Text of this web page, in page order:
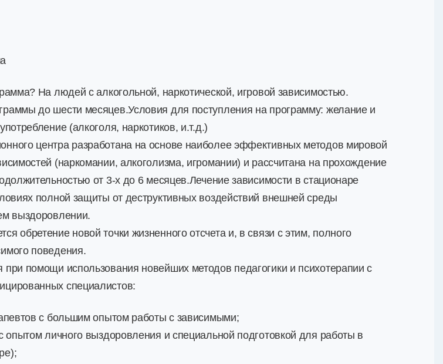
На людей с алкогольной, наркотической, игровой зависимостью.
до шести месяцев.Условия для поступления на программу: желание и
(алкоголя, наркотиков, и.т.д.)
центра разработана на основе наиболее эффективных методов мировой
(наркомании, алкоголизма, игромании) и рассчитана на прохождение
от 3-х до 6 месяцев.Лечение зависимости в стационаре
полной защиты от деструктивных воздействий внешней среды
выздоровлении.
обретение новой точки жизненного отсчета и, в связи с этим, полного
поведения.
при помощи использования новейших методов педагогики и психотерапии с
специалистов:
с большим опытом работы с зависимыми;
опытом личного выздоровления и специальной подготовкой для работы в